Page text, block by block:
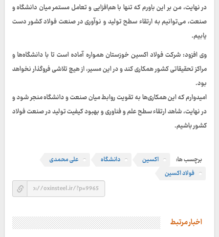
در نهایت، من بر این باورم که تنها با هم‌افزایی و تعامل مستمر میان دانشگاه و
صنعت، می‌توانیم به ارتقاء سطح تولید و نوآوری در صنعت فولاد کشور دست
یابیم.
وی افزود: شرکت فولاد اکسین خوزستان همواره آماده است تا با دانشگاه‌ها و
مراکز تحقیقاتی کشور همکاری کند و در این مسیر، از هیچ تلاشی فروگذار نخواهد
بود.
امیدوارم که این همکاری‌ها به تقویت روابط میان صنعت و دانشگاه منجر شود و
در نهایت، شاهد ارتقاء سطح علم و فناوری و بهبود کیفیت تولید در صنعت فولاد
کشور باشیم.
برچسب ها: اکسین دانشگاه
علی محمدی
فولاد اکسین
اخبار مرتبط